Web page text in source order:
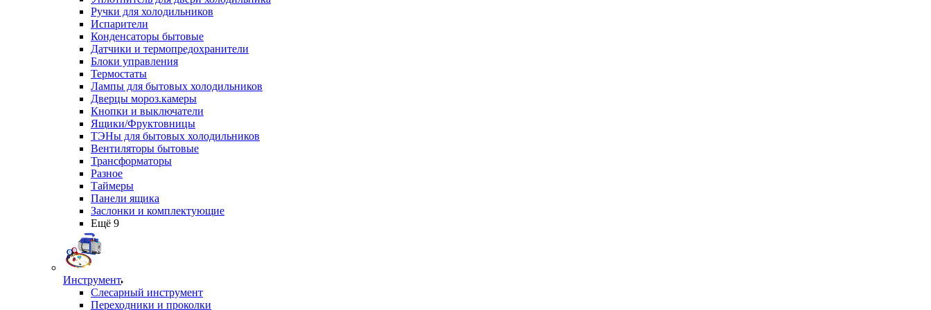
Ручки для холодильников
Испарители
Конденсаторы бытовые
Датчики и термопредохранители
Блоки управления
Термостаты
Лампы для бытовых холодильников
Дверцы мороз.камеры
Кнопки и выключатели
Ящики/Фруктовницы
ТЭНы для бытовых холодильников
Вентиляторы бытовые
Трансформаторы
Разное
Таймеры
Панели ящика
Заслонки и комплектующие
Ещё 9
Инструмент
Слесарный инструмент
Переходники и проколки